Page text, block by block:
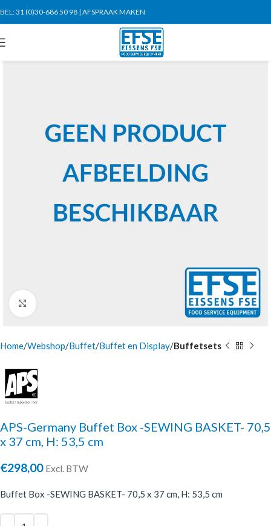
BEL:31 (0)30-686 50 98 | AFSPRAAK MAKEN
Home Webshop Buffet Buffet en Display Buffetsets
APS-Germany Buffet Box -SEWING BASKET- 70,5
x 37 cm, H: 53,5 cm
€298,00 Excl. BTW
Buffet Box -SEWING BASKET- 70,5 x 37 cm, H: 53,5 cm